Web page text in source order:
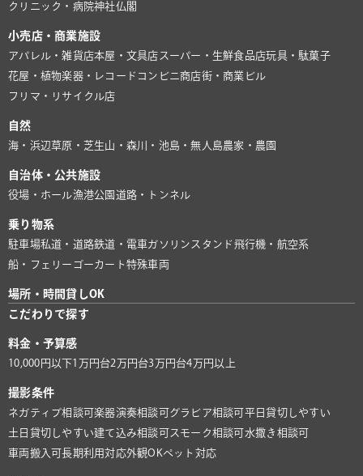
クリニック・病院神社仏閣
小売店・商業施設
アパレル・雑貨店本屋・文具店 スーパー・生鮮食品店玩具・駄菓子
花屋・植物楽器・レコード コンビニ商店街・商業ビル
フリマ・リサイクル店
自然
海・浜辺 草原・芝生山・森川・池島・無人島農家・農園
自治体・公共施設
役場・ホール漁港公園 道路・トンネル
乗り物系
駐車場私道・道路鉄道・電車 ガソリンスタンド 飛行機・航空系
船・フェリー ゴーカート特殊車両
場所・時間貸しOK
こだわりで探す
料金・予算感
10,000円以下1万円台2万円台3万円台4万円以上
撮影条件
ネガティブ相談可楽器演奏相談可 グラビア相談可 平日貸切しやすい
土日貸切しやすい建て込み相談可 スモーク相談可 水撒き相談可
車両搬入可長期利用対応外観OKペット対応